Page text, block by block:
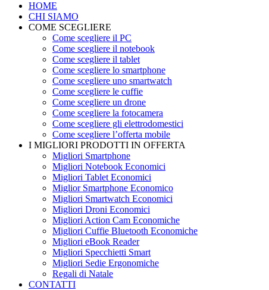
HOME
CHI SIAMO
COME SCEGLIERE
Come scegliere il PC
Come scegliere il notebook
Come scegliere il tablet
Come scegliere lo smartphone
Come scegliere uno smartwatch
Come scegliere le cuffie
Come scegliere un drone
Come scegliere la fotocamera
Come scegliere gli elettrodomestici
Come scegliere l’offerta mobile
I MIGLIORI PRODOTTI IN OFFERTA
Migliori Smartphone
Migliori Notebook Economici
Migliori Tablet Economici
Miglior Smartphone Economico
Migliori Smartwatch Economici
Migliori Droni Economici
Migliori Action Cam Economiche
Migliori Cuffie Bluetooth Economiche
Migliori eBook Reader
Migliori Specchietti Smart
Migliori Sedie Ergonomiche
Regali di Natale
CONTATTI